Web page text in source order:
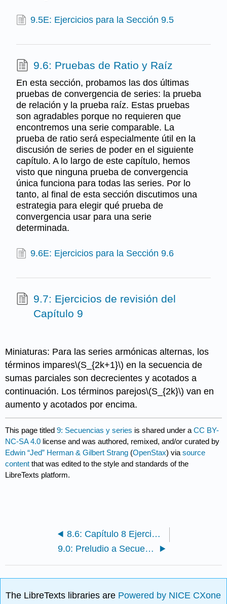
9.5E: Ejercicios para la Sección 9.5
9.6: Pruebas de Ratio y Raíz
En esta sección, probamos las dos últimas
pruebas de convergencia de series: la prueba
de relación y la prueba raíz. Estas pruebas
son agradables porque no requieren que
encontremos una serie comparable. La
prueba de ratio será especialmente útil en la
discusión de series de poder en el siguiente
capítulo. A lo largo de este capítulo, hemos
visto que ninguna prueba de convergencia
única funciona para todas las series. Por lo
tanto, al final de esta sección discutimos una
estrategia para elegir qué prueba de
convergencia usar para una serie
determinada.
9.6E: Ejercicios para la Sección 9.6
9.7: Ejercicios de revisión del
Capítulo 9
Miniaturas: Para las series armónicas alternas, los
términos impares\(S_{2k+1}\) en la secuencia de
sumas parciales son decrecientes y acotados a
continuación. Los términos parejos\(S_{2k}\) van en
aumento y acotados por encima.
This page titled9: Secuencias y series is shared under aCC BY-
NC-SA 4.0 license and was authored, remixed, and/or curated by
Edwin “Jed” Herman & Gilbert Strang (OpenStax) viasource
content that was edited to the style and standards of the
LibreTexts platform.
8.6: Capítulo 8 Ejercicios de revisión
9.0: Preludio a Secuencia y Serie
The LibreTexts libraries are Powered by NICE CXone